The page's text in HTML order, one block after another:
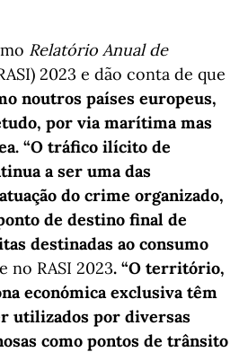
Relatório Anual de
2023 e dão conta de que
noutros países europeus,
por via marítima mas
“O tráfico ilícito de
a ser uma das
do crime organizado,
de destino final de
destinadas ao consumo
no RASI 2023. “O território,
económica exclusiva têm
utilizados por diversas
como pontos de trânsito